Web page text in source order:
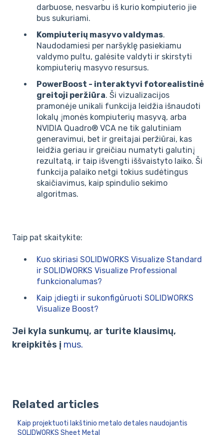
darbuose, nesvarbu iš kurio kompiuterio jie
bus sukuriami.
Kompiuterių masyvo valdymas.
Naudodamiesi per naršyklę pasiekiamu
valdymo pultu, galėsite valdyti ir skirstyti
kompiuterių masyvo resursus.
PowerBoost - interaktyvi fotorealistinė
greitoji peržiūra. Ši vizualizacijos
pramonėje unikali funkcija leidžia išnaudoti
lokalų įmonės kompiuterių masyvą, arba
NVIDIA Quadro® VCA ne tik galutiniam
generavimui, bet ir greitajai peržiūrai, kas
leidžia geriau ir greičiau numatyti galutinį
rezultatą, ir taip išvengti iššvaistyto laiko. Ši
funkcija palaiko netgi tokius sudėtingus
skaičiavimus, kaip spindulio sekimo
algoritmas.
Taip pat skaitykite:
Kuo skiriasi SOLIDWORKS Visualize Standard
ir SOLIDWORKS Visualize Professional
funkcionalumas?
Kaip įdiegti ir sukonfigūruoti SOLIDWORKS
Visualize Boost?
Jei kyla sunkumų, ar turite klausimų,
kreipkitės į mus.
Related articles
Kaip projektuoti lakštinio metalo detales naudojantis
SOLIDWORKS Sheet Metal